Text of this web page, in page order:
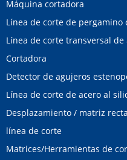
Máquina cortadora
Línea de corte de
Línea de corte transversal
Cortadora
Detector de agujeros
Línea de corte de acero al
Desplazamiento / matriz recta
línea de corte
Matrices/Herramientas de